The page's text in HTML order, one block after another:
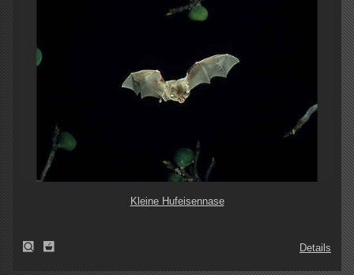
Kleine Hufeisennase
Details